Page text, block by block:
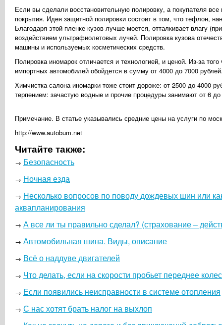
Если вы сделали восстановительную полировку, а покупателя
покрытия. Идея защитной полировки состоит в том, что тефлон,
Благодаря этой пленке кузов лучше моется, отталкивает влагу
воздействием ультрафиолетовых лучей. Полировка кузова
машины и используемых косметических средств.
Полировка иномарок отличается и технологией, и ценой. Из-за
импортных автомобилей обойдется в сумму от 4000 до 7000
Химчистка салона иномарки тоже стоит дороже: от 2500 до 4000
терпением: зачастую водные и прочие процедуры занимают от 6
Примечание. В статье указывались средние цены на услуги по
http://www.autobum.net
Читайте также:
→ Безопасность
→ Ночная езда
→ Несколько вопросов по поводу дождевых шин или
аквапланирования
→ А все ли ты правильно сделал? (страхование –
→ Автомобильная шина. Виды, описание
→ Всё о наддуве двигателей
→ Что делать, если на скорости пробьет переднее
→ Если появились неисправности в системе отопления
→ С нас хотят брать налог на выхлоп